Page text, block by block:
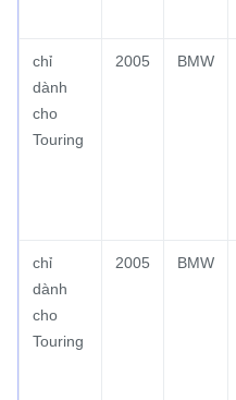
chỉ
dành
cho
Touring
2005 BMW
chỉ
dành
cho
Touring
2005 BMW